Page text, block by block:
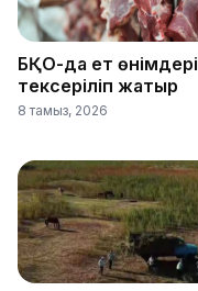
БҚО-да ет өнімдері
тексеріліп жатыр
8 тамыз, 2026